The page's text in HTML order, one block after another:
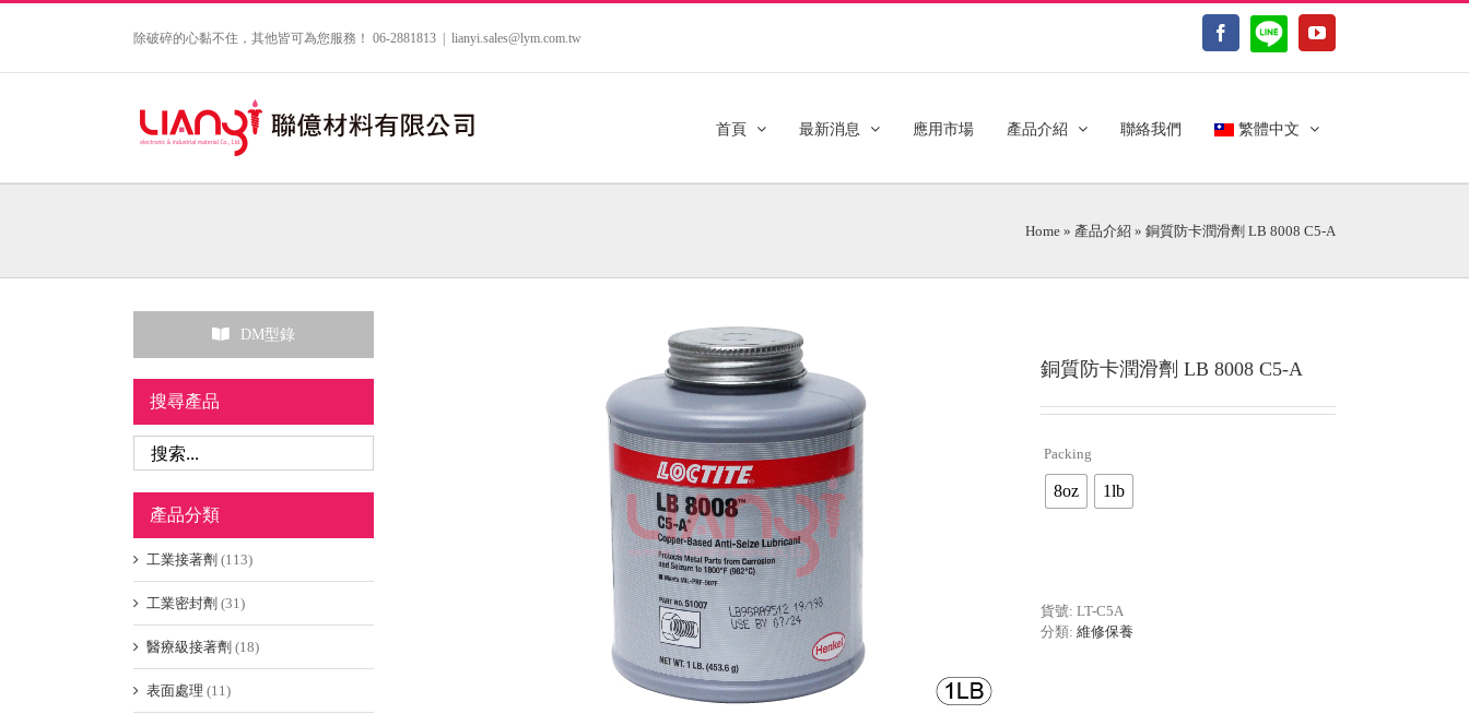
除破碎的心黏不住，其他皆可為您服務！ 06-2881813 | lianyi.sales@lym.com.tw Facebook
LINE@ YouTube
首頁 最新消息 應用市場 產品介紹 聯絡我們 繁體中文
Home » 產品介紹 » 銅質防卡潤滑劑 LB 8008 C5-A
銅質防卡潤滑劑 LB 8008 C5-A
Packing
8oz 1lb
貨號: LT-C5A
分類: 維修保養
DM型錄
搜尋產品
產品分類
工業接著劑 (113)
工業密封劑 (31)
醫療級接著劑 (18)
表面處理 (11)